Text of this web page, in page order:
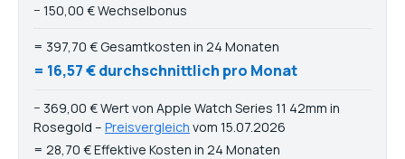
− 150,00 € Wechselbonus
= 397,70 € Gesamtkosten in 24 Monaten
= 16,57 € durchschnittlich pro Monat
− 369,00 € Wert von Apple Watch Series 11 42mm in
Rosegold – Preisvergleich vom 15.07.2026
= 28,70 € Effektive Kosten in 24 Monaten